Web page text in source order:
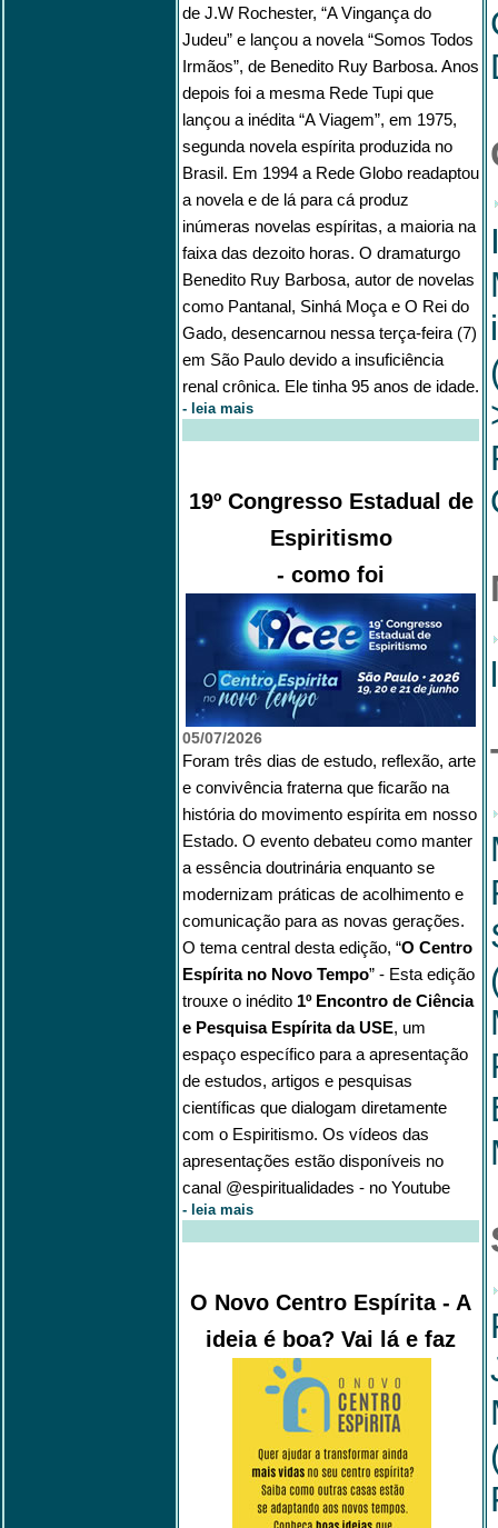
de J.W Rochester, “A Vingança do
Judeu” e lançou a novela “Somos Todos
Irmãos”, de Benedito Ruy Barbosa. Anos
depois foi a mesma Rede Tupi que
lançou a inédita “A Viagem”, em 1975,
segunda novela espírita produzida no
Brasil. Em 1994 a Rede Globo readaptou
a novela e de lá para cá produz
inúmeras novelas espíritas, a maioria na
faixa das dezoito horas. O dramaturgo
Benedito Ruy Barbosa, autor de novelas
como Pantanal, Sinhá Moça e O Rei do
Gado, desencarnou nessa terça-feira (7)
em São Paulo devido a insuficiência
renal crônica. Ele tinha 95 anos de idade.
- leia mais
19º Congresso Estadual de
Espiritismo
- como foi
05/07/2026
Foram três dias de estudo, reflexão, arte
e convivência fraterna que ficarão na
história do movimento espírita em nosso
Estado. O evento debateu como manter
a essência doutrinária enquanto se
modernizam práticas de acolhimento e
comunicação para as novas gerações.
O tema central desta edição, “O Centro
Espírita no Novo Tempo” - Esta edição
trouxe o inédito 1º Encontro de Ciência
e Pesquisa Espírita da USE, um
espaço específico para a apresentação
de estudos, artigos e pesquisas
científicas que dialogam diretamente
com o Espiritismo. Os vídeos das
apresentações estão disponíveis no
canal @espiritualidades - no Youtube
- leia mais
O Novo Centro Espírita - A
ideia é boa? Vai lá e faz